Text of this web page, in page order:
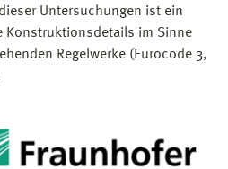
Untersuchungen ist ein
Konstruktionsdetails im Sinne
Regelwerke (Eurocode 3,